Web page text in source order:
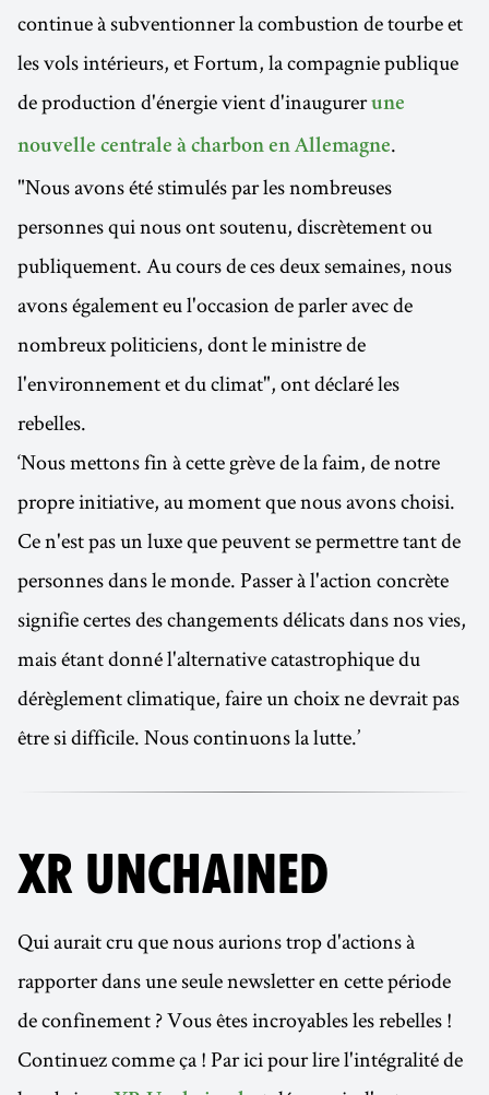
continue à subventionner la combustion de tourbe et
les vols intérieurs, et Fortum, la compagnie publique
de production d'énergie vient d'inaugurerune
nouvelle centrale à charbon en Allemagne.
"Nous avons été stimulés par les nombreuses
personnes qui nous ont soutenu, discrètement ou
publiquement. Au cours de ces deux semaines, nous
avons également eu l'occasion de parler avec de
nombreux politiciens, dont le ministre de
l'environnement et du climat", ont déclaré les
rebelles.
‘Nous mettons fin à cette grève de la faim, de notre
propre initiative, au moment que nous avons choisi.
Ce n'est pas un luxe que peuvent se permettre tant de
personnes dans le monde. Passer à l'action concrète
signifie certes des changements délicats dans nos vies,
mais étant donné l'alternative catastrophique du
dérèglement climatique, faire un choix ne devrait pas
être si difficile. Nous continuons la lutte.’
XR UNCHAINED
Qui aurait cru que nous aurions trop d'actions à
rapporter dans une seule newsletter en cette période
de confinement ? Vous êtes incroyables les rebelles !
Continuez comme ça ! Par ici pour lire l'intégralité de